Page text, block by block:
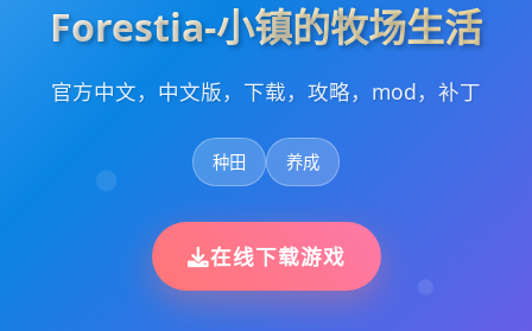
Forestia-小镇的牧场生活
官方中文，中文版，下载，攻略，mod，补丁
种田 养成
在线下载游戏